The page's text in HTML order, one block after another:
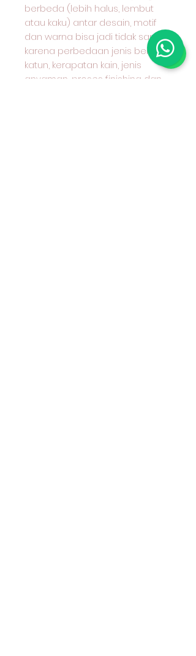
berbeda (lebih halus, lembut
atau kaku) antar desain, motif
dan warna bisa jadi tidak sama
karena perbedaan jenis benang
katun, kerapatan kain, jenis
anyaman, proses finishing dan